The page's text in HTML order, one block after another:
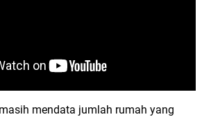
mendata jumlah rumah yang